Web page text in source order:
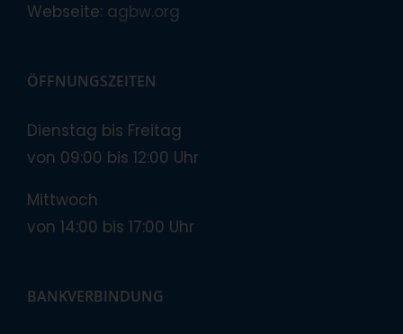
Webseite: agbw.org
ÖFFNUNGSZEITEN
Dienstag bis Freitag
von 09:00 bis 12:00 Uhr
Mittwoch
von 14:00 bis 17:00 Uhr
BANKVERBINDUNG